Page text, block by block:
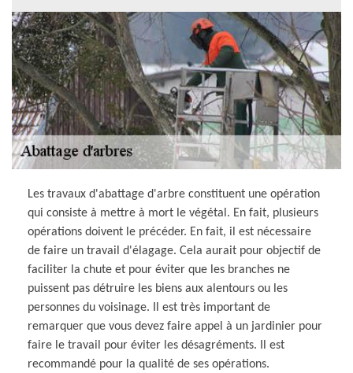
Les travaux d'abattage d'arbre constituent une opération
qui consiste à mettre à mort le végétal. En fait, plusieurs
opérations doivent le précéder. En fait, il est nécessaire
de faire un travail d'élagage. Cela aurait pour objectif de
faciliter la chute et pour éviter que les branches ne
puissent pas détruire les biens aux alentours ou les
personnes du voisinage. Il est très important de
remarquer que vous devez faire appel à un jardinier pour
faire le travail pour éviter les désagréments. Il est
recommandé pour la qualité de ses opérations.